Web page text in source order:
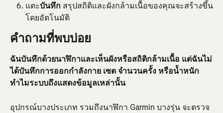
แตะบันทึก สรุปสถิติและผังกล้ามเนื้อของคุณจะสร้างขึ้น
โดยอัตโนมัติ
คำถามที่พบบ่อย
ฉันบันทึกด้วยนาฬิกาและเห็นผังหรือสถิติกล้ามเนื้อ แต่ฉันไม่
ได้บันทึกการออกกำลังกาย เซต จำนวนครั้ง หรือน้ำหนัก
ทำไมระบบถึงแสดงข้อมูลเหล่านั้น
อุปกรณ์บางประเภท รวมถึงนาฬิกา Garmin บางรุ่น จะตรวจ